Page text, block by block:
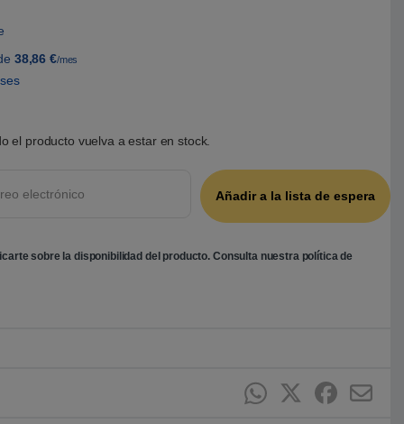
38,86 €/mes
el producto vuelva a estar en stock.
sobre la disponibilidad del producto. Consulta nuestra política de